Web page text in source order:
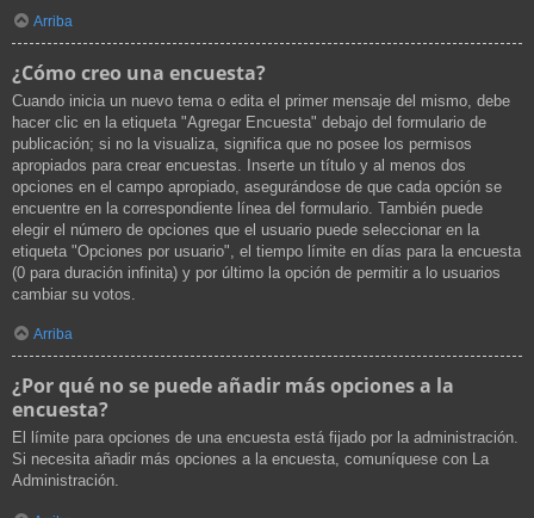
Arriba
¿Cómo creo una encuesta?
Cuando inicia un nuevo tema o edita el primer mensaje del mismo, debe
hacer clic en la etiqueta "Agregar Encuesta" debajo del formulario de
publicación; si no la visualiza, significa que no posee los permisos
apropiados para crear encuestas. Inserte un título y al menos dos
opciones en el campo apropiado, asegurándose de que cada opción se
encuentre en la correspondiente línea del formulario. También puede
elegir el número de opciones que el usuario puede seleccionar en la
etiqueta "Opciones por usuario", el tiempo límite en días para la encuesta
(0 para duración infinita) y por último la opción de permitir a lo usuarios
cambiar su votos.
Arriba
¿Por qué no se puede añadir más opciones a la
encuesta?
El límite para opciones de una encuesta está fijado por la administración.
Si necesita añadir más opciones a la encuesta, comuníquese con La
Administración.